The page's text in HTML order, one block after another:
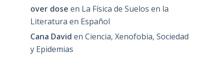
over dose en La Física de Suelos en la
Literatura en Español
Cana David en Ciencia, Xenofobia, Sociedad
y Epidemias